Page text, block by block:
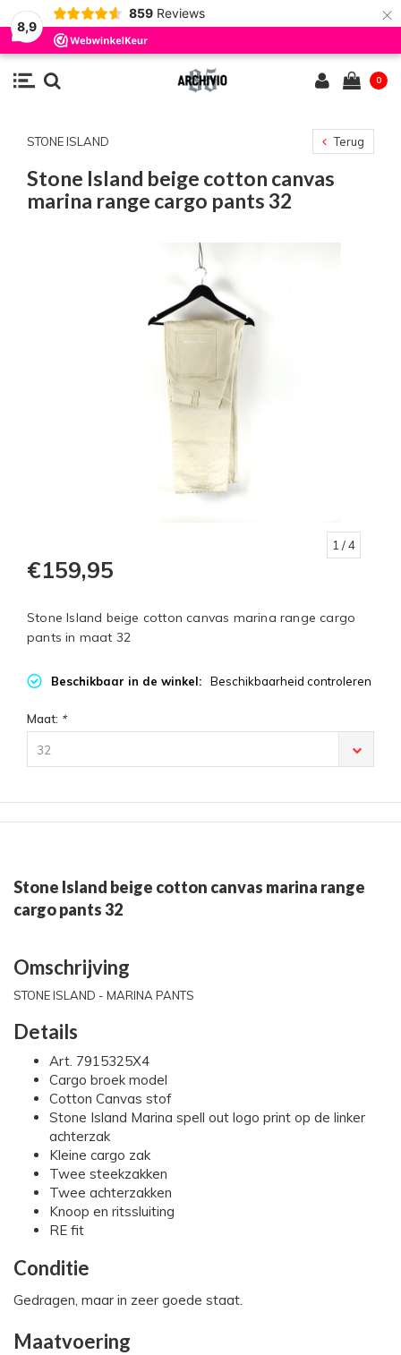
8,9
859 Reviews ×
0
STONE ISLAND Terug
Stone Island beige cotton canvas
marina range cargo pants 32
1 / 4
€159,95
Stone Island beige cotton canvas marina range cargo
pants in maat 32
Beschikbaar in de winkel: Beschikbaarheid controleren
Maat: *
32
Stone Island beige cotton canvas marina range
cargo pants 32
Omschrijving
STONE ISLAND - MARINA PANTS
Details
Art. 7915325X4
Cargo broek model
Cotton Canvas stof
Stone Island Marina spell out logo print op de linker
achterzak
Kleine cargo zak
Twee steekzakken
Twee achterzakken
Knoop en ritssluiting
RE fit
Conditie
Gedragen, maar in zeer goede staat.
Maatvoering